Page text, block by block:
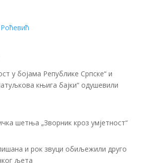
у бојама Републике Српске“ и
књига бајки“ одушевили
шетња „Зворник кроз умјетност“
и рок звуци обиљежили друго
љета